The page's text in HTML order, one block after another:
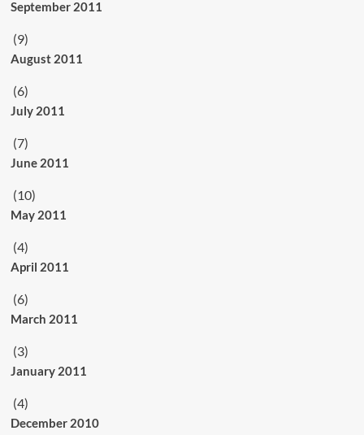
September 2011
(9)
August 2011
(6)
July 2011
(7)
June 2011
(10)
May 2011
(4)
April 2011
(6)
March 2011
(3)
January 2011
(4)
December 2010